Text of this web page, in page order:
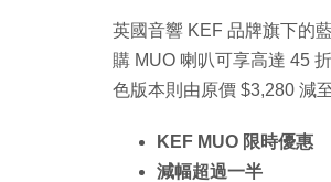
英國音響 KEF 品牌旗下的
購 MUO 喇叭可享高達 45
色版本則由原價 $3,280 減
KEF MUO 限時優惠
減幅超過一半